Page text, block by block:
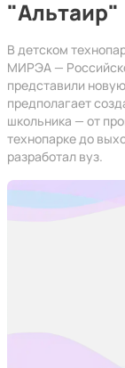
"Альтаир"
В детском
МИРЭА —
представили
предполагает
школьника — от
технопарке до
разработал вуз.